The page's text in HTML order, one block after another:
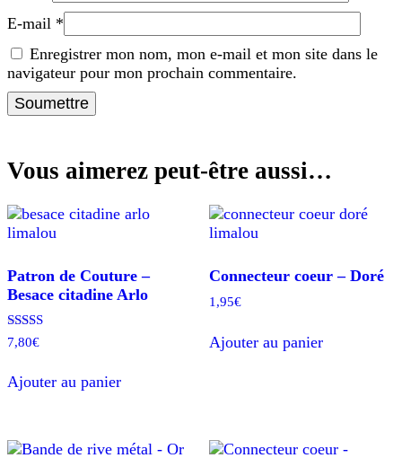
E-mail *
Enregistrer mon nom, mon e-mail et mon site dans le
navigateur pour mon prochain commentaire.
Vous aimerez peut-être aussi…
Patron de Couture –
Besace citadine Arlo
Note
7,80€
Ajouter au panier
Connecteur coeur – Doré
1,95€
Ajouter au panier